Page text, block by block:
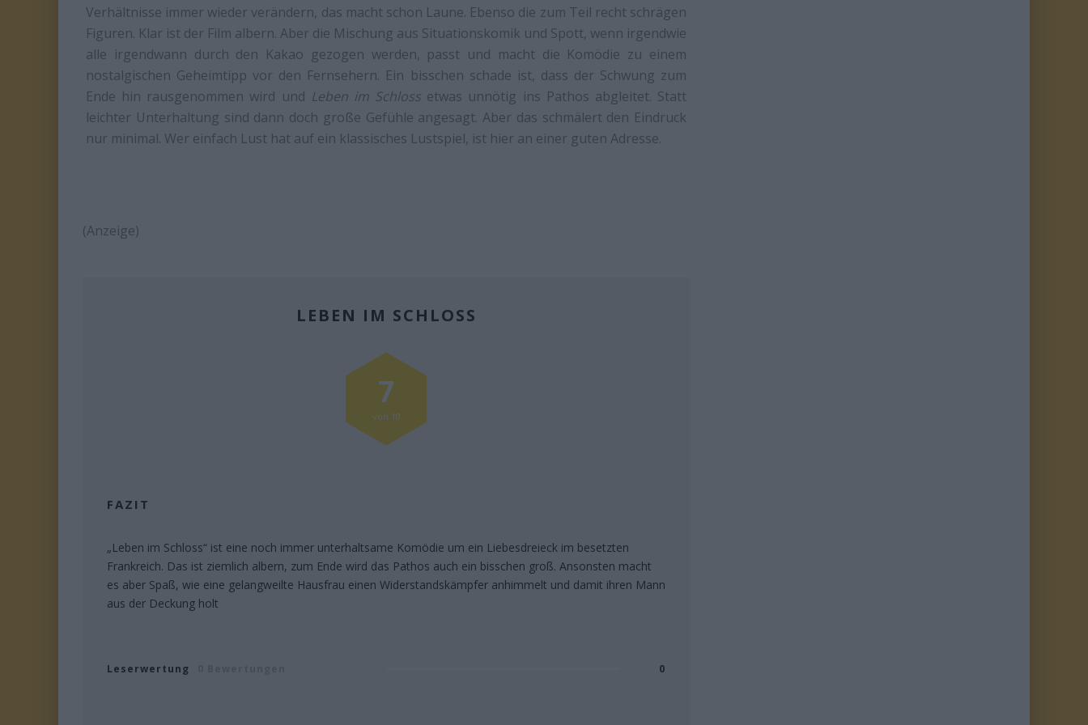
Verhältnisse immer wieder verändern, das macht schon Laune. Ebenso die zum Teil recht schrägen
Figuren. Klar ist der Film albern. Aber die Mischung aus Situationskomik und Spott, wenn irgendwie
alle irgendwann durch den Kakao gezogen werden, passt und macht die Komödie zu einem
nostalgischen Geheimtipp vor den Fernsehern. Ein bisschen schade ist, dass der Schwung zum
Ende hin rausgenommen wird und Leben im Schloss etwas unnötig ins Pathos abgleitet. Statt
leichter Unterhaltung sind dann doch große Gefühle angesagt. Aber das schmälert den Eindruck
nur minimal. Wer einfach Lust hat auf ein klassisches Lustspiel, ist hier an einer guten Adresse.
(Anzeige)
LEBEN IM SCHLOSS
FAZIT
„Leben im Schloss“ ist eine noch immer unterhaltsame Komödie um ein Liebesdreieck im besetzten
Frankreich. Das ist ziemlich albern, zum Ende wird das Pathos auch ein bisschen groß. Ansonsten macht
es aber Spaß, wie eine gelangweilte Hausfrau einen Widerstandskämpfer anhimmelt und damit ihren Mann
aus der Deckung holt
Leserwertung 0
7
von 10